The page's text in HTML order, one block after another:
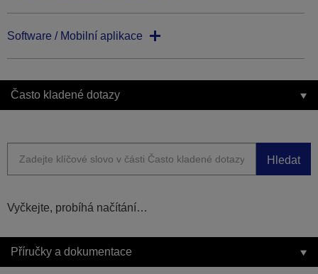
Software / Mobilní aplikace
Často kladené dotazy
Hledat
Vyčkejte, probíhá načítání…
Příručky a dokumentace